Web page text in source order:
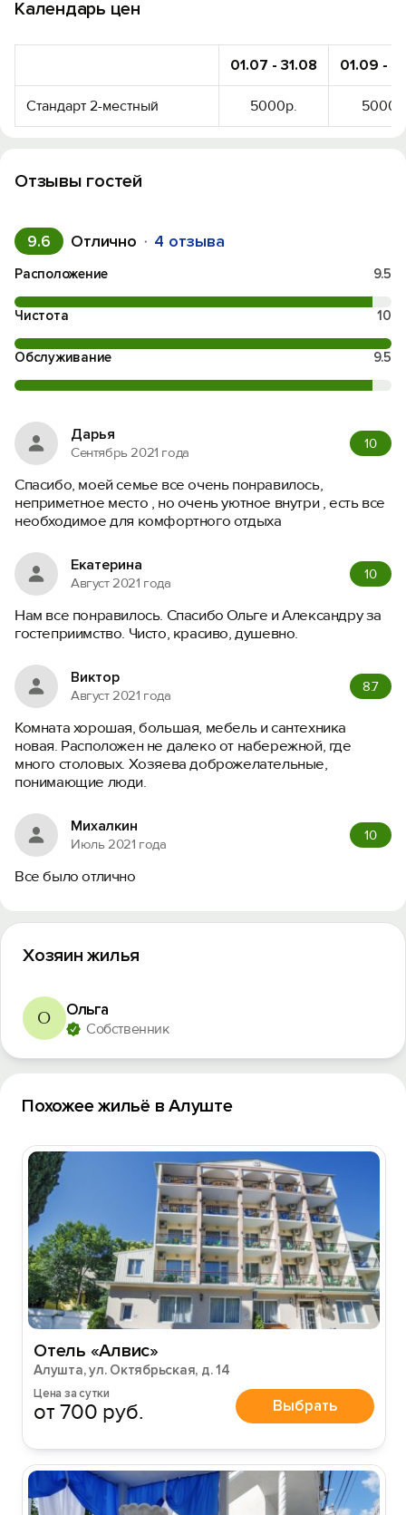
Календарь цен
01.07 - 31.08 01.09 -
Стандарт 2-местный 5000р.
Отзывы гостей
9.6 Отлично 4 отзыва
Расположение 9.5
Чистота 10
Обслуживание 9.5
Дарья
Сентябрь 2021 года
10
Спасибо, моей семье все очень понравилось,
неприметное место , но очень уютное внутри , есть все
необходимое для комфортного отдыха
Екатерина
Август 2021 года
10
Нам все понравилось. Спасибо Ольге и Александру за
гостеприимство. Чисто, красиво, душевно.
Виктор
Август 2021 года
8.7
Комната хорошая, большая, мебель и сантехника
новая. Расположен не далеко от набережной, где
много столовых. Хозяева доброжелательные,
понимающие люди.
Михалкин
Июль 2021 года
10
Все было отлично
Хозяин жилья
О Ольга
Собственник
Похожее жильё в Алуште
Отель «Алвис»
Алушта, ул. Октябрьская, д. 14
Цена за сутки
от 700 руб. Выбрать
Вход на сайт
Зарегистрироваться